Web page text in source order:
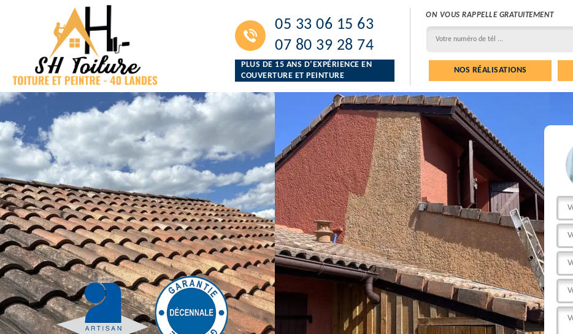
05 33 06 15 63
07 80 39 28 74
PLUS DE 15 ANS D’EXPÉRIENCE EN
COUVERTURE ET PEINTURE
ON VOUS RAPPELLE GRATUITEMENT
NOS RÉALISATIONS